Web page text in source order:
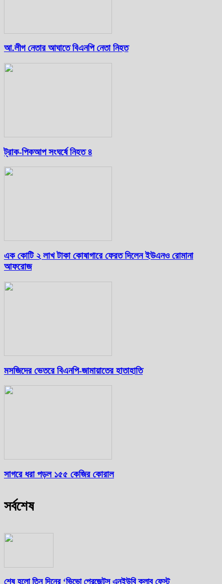
আ.লীগ নেতার আঘাতে বিএনপি নেতা নিহত
ট্রাক-পিকআপ সংঘর্ষে নিহত ৪
এক কোটি ২ লাখ টাকা কোষাগারে ফেরত দিলেন ইউএনও রোমানা
আফরোজ
মসজিদের ভেতরে বিএনপি-জামায়াতের হাতাহাতি
সাগরে ধরা পড়ল ১৫৫ কেজির কোরাল
সর্বশেষ
শেষ হলো তিন দিনের ‘ভিভো প্রেজেন্টস এনইউবি ক্লাব ফেস্ট